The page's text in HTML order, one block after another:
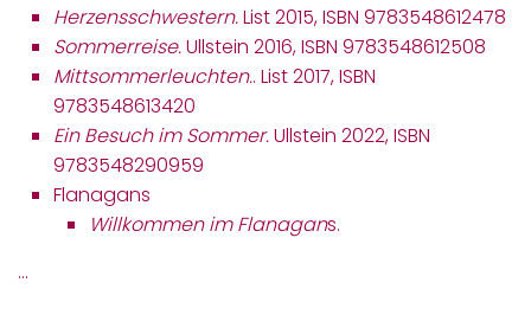
Herzensschwestern.List 2015, ISBN 9783548612478
Sommerreise.Ullstein 2016, ISBN 9783548612508
Mittsommerleuchten.. List 2017, ISBN
9783548613420
Ein Besuch im Sommer.Ullstein 2022, ISBN ‎
9783548290959
Flanagans
Willkommen im Flanagans.
…